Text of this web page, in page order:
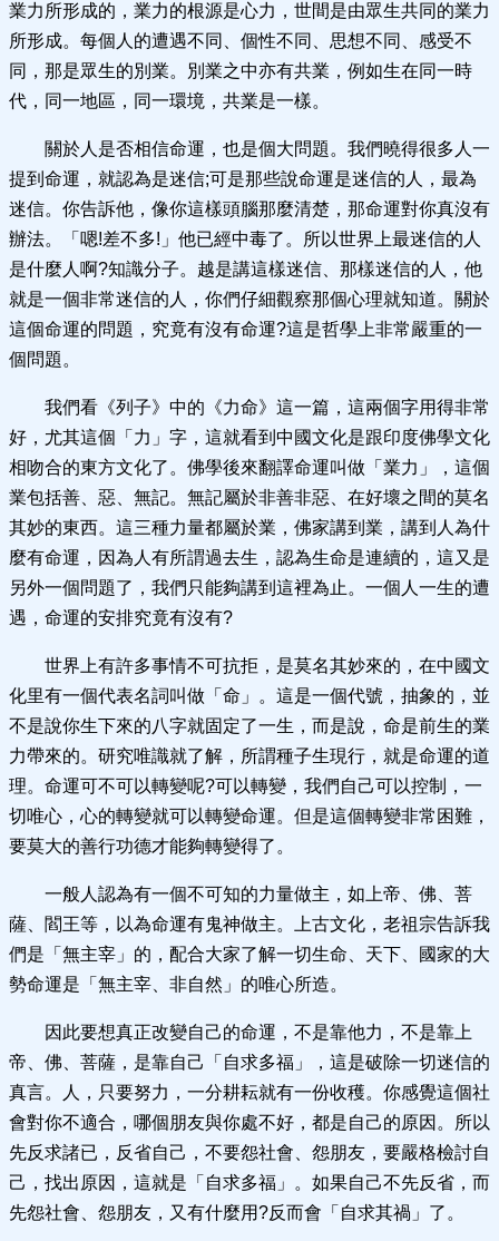
業力所形成的，業力的根源是心力，世間是由眾生共同的業力
所形成。每個人的遭遇不同、個性不同、思想不同、感受不
同，那是眾生的別業。別業之中亦有共業，例如生在同一時
代，同一地區，同一環境，共業是一樣。
關於人是否相信命運，也是個大問題。我們曉得很多人一
提到命運，就認為是迷信;可是那些說命運是迷信的人，最為
迷信。你告訴他，像你這樣頭腦那麼清楚，那命運對你真沒有
辦法。「嗯!差不多!」他已經中毒了。所以世界上最迷信的人
是什麼人啊?知識分子。越是講這樣迷信、那樣迷信的人，他
就是一個非常迷信的人，你們仔細觀察那個心理就知道。關於
這個命運的問題，究竟有沒有命運?這是哲學上非常嚴重的一
個問題。
我們看《列子》中的《力命》這一篇，這兩個字用得非常
好，尤其這個「力」字，這就看到中國文化是跟印度佛學文化
相吻合的東方文化了。佛學後來翻譯命運叫做「業力」，這個
業包括善、惡、無記。無記屬於非善非惡、在好壞之間的莫名
其妙的東西。這三種力量都屬於業，佛家講到業，講到人為什
麼有命運，因為人有所謂過去生，認為生命是連續的，這又是
另外一個問題了，我們只能夠講到這裡為止。一個人一生的遭
遇，命運的安排究竟有沒有?
世界上有許多事情不可抗拒，是莫名其妙來的，在中國文
化里有一個代表名詞叫做「命」。這是一個代號，抽象的，並
不是說你生下來的八字就固定了一生，而是說，命是前生的業
力帶來的。研究唯識就了解，所謂種子生現行，就是命運的道
理。命運可不可以轉變呢?可以轉變，我們自己可以控制，一
切唯心，心的轉變就可以轉變命運。但是這個轉變非常困難，
要莫大的善行功德才能夠轉變得了。
一般人認為有一個不可知的力量做主，如上帝、佛、菩
薩、閻王等，以為命運有鬼神做主。上古文化，老祖宗告訴我
們是「無主宰」的，配合大家了解一切生命、天下、國家的大
勢命運是「無主宰、非自然」的唯心所造。
因此要想真正改變自己的命運，不是靠他力，不是靠上
帝、佛、菩薩，是靠自己「自求多福」，這是破除一切迷信的
真言。人，只要努力，一分耕耘就有一份收穫。你感覺這個社
會對你不適合，哪個朋友與你處不好，都是自己的原因。所以
先反求諸已，反省自己，不要怨社會、怨朋友，要嚴格檢討自
己，找出原因，這就是「自求多福」。如果自己不先反省，而
先怨社會、怨朋友，又有什麼用?反而會「自求其禍」了。